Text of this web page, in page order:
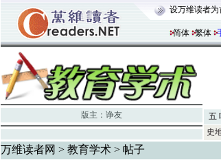
设万维读者为
简体 繁体
版主： 诤友 五
史
万维读者网 > 教育学术> 帖子